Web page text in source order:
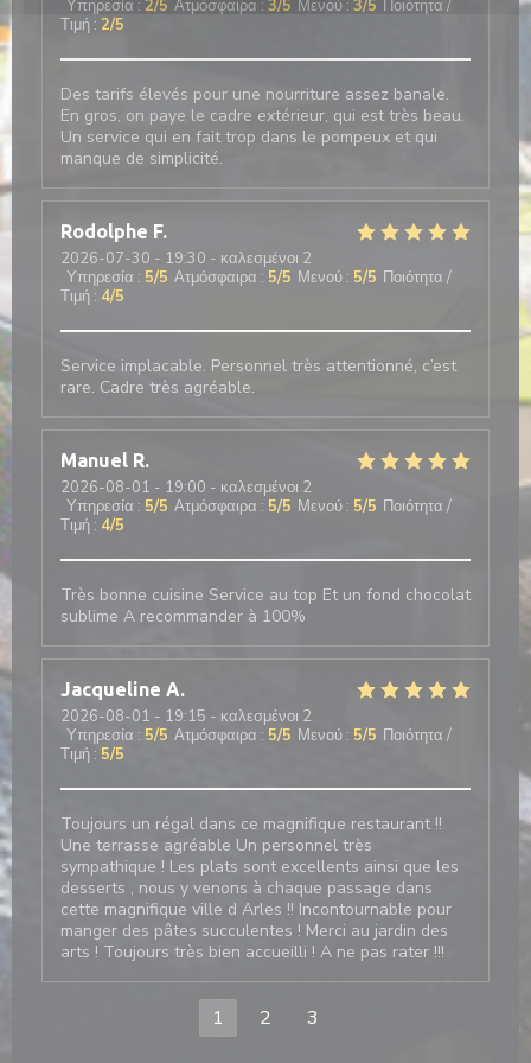
Υπηρεσία : 2/5 Ατμόσφαιρα : 3/5 Μενού : 3/5 Ποιότητα /
Τιμή : 2/5
Des tarifs élevés pour une nourriture assez banale.
En gros, on paye le cadre extérieur, qui est très beau.
Un service qui en fait trop dans le pompeux et qui
manque de simplicité.
Rodolphe F
2026-07-30 - 19:30 - καλεσμένοι 2
Υπηρεσία : 5/5 Ατμόσφαιρα : 5/5 Μενού : 5/5 Ποιότητα /
Τιμή : 4/5
Service implacable. Personnel très attentionné, c’est
rare. Cadre très agréable.
Manuel R
2026-08-01 - 19:00 - καλεσμένοι 2
Υπηρεσία : 5/5 Ατμόσφαιρα : 5/5 Μενού : 5/5 Ποιότητα /
Τιμή : 4/5
Très bonne cuisine Service au top Et un fond chocolat
sublime A recommander à 100%
Jacqueline A
2026-08-01 - 19:15 - καλεσμένοι 2
Υπηρεσία : 5/5 Ατμόσφαιρα : 5/5 Μενού : 5/5 Ποιότητα /
Τιμή : 5/5
Toujours un régal dans ce magnifique restaurant !!
Une terrasse agréable Un personnel très
sympathique ! Les plats sont excellents ainsi que les
desserts , nous y venons à chaque passage dans
cette magnifique ville d Arles !! Incontournable pour
manger des pâtes succulentes ! Merci au jardin des
arts ! Toujours très bien accueilli ! A ne pas rater !!!
1 2 3